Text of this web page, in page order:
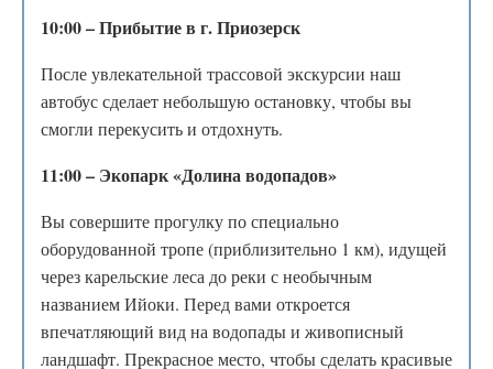
10:00 – Прибытие в г. Приозерск
После увлекательной трассовой экскурсии наш
автобус сделает небольшую остановку, чтобы вы
смогли перекусить и отдохнуть.
11:00 – Экопарк «Долина водопадов»
Вы совершите прогулку по специально
оборудованной тропе (приблизительно 1 км), идущей
через карельские леса до реки с необычным
названием Ийоки. Перед вами откроется
впечатляющий вид на водопады и живописный
ландшафт. Прекрасное место, чтобы сделать красивые